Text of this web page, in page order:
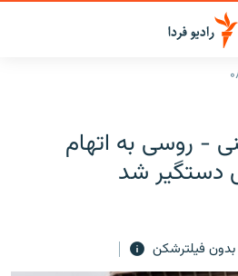
- روسی به اتهام
دستگير شد
فیلترشکن